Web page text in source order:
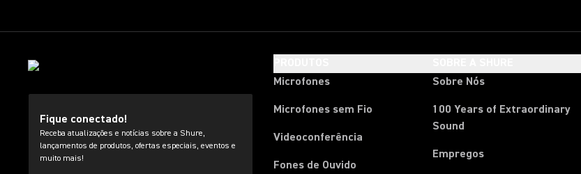
Fique conectado!
Receba atualizações e notícias sobre a Shure,
lançamentos de produtos, ofertas especiais, eventos e
muito mais!
Microfones
Microfones sem Fio
Videoconferência
Fones de Ouvido
Sobre Nós
100 Years of Extraordinary
Sound
Empregos